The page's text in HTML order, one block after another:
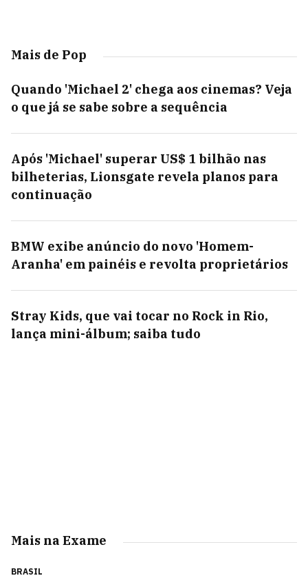
Mais de Pop
Quando 'Michael 2' chega aos cinemas? Veja
o que já se sabe sobre a sequência
Após 'Michael' superar US$ 1 bilhão nas
bilheterias, Lionsgate revela planos para
continuação
BMW exibe anúncio do novo 'Homem-
Aranha' em painéis e revolta proprietários
Stray Kids, que vai tocar no Rock in Rio,
lança mini-álbum; saiba tudo
Mais na Exame
BRASIL